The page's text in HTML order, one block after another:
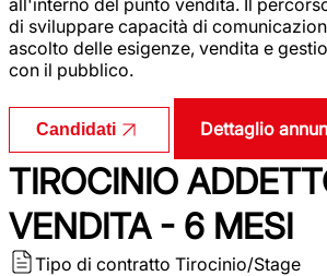
di sviluppare capacità di
ascolto delle esigenze, vendita e
con il pubblico.
Candidati Dettaglio
TIROCINIO
VENDITA - 6 MESI
Tipo di contratto Tirocinio/Stage